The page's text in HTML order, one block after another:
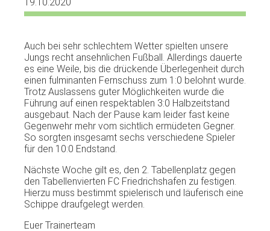
Auch bei sehr schlechtem Wetter spielten unsere
Jungs recht ansehnlichen Fußball. Allerdings dauerte
es eine Weile, bis die drückende Überlegenheit durch
einen fulminanten Fernschuss zum 1:0 belohnt wurde.
Trotz Auslassens guter Möglichkeiten wurde die
Führung auf einen respektablen 3:0 Halbzeitstand
ausgebaut. Nach der Pause kam leider fast keine
Gegenwehr mehr vom sichtlich ermüdeten Gegner.
So sorgten insgesamt sechs verschiedene Spieler
für den 10:0 Endstand.
Nächste Woche gilt es, den 2. Tabellenplatz gegen
den Tabellenvierten FC Friedrichshafen zu festigen.
Hierzu muss bestimmt spielerisch und läuferisch eine
Schippe draufgelegt werden.
Euer Trainerteam